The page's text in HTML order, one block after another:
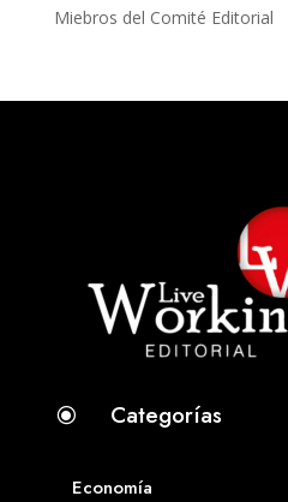
Miebros del Comité Editorial
\ Categorías
Economía